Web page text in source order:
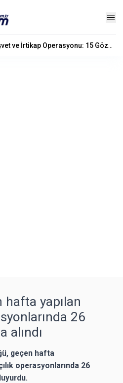
hafta yapılan
26
alındı
geçen hafta
operasyonlarında 26